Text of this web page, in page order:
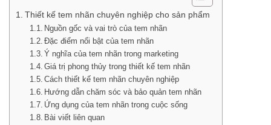
Thiết kế tem nhãn chuyên nghiệp cho sản phẩm
Nguồn gốc và vai trò của tem nhãn
Đặc điểm nổi bật của tem nhãn
Ý nghĩa của tem nhãn trong marketing
Giá trị phong thủy trong thiết kế tem nhãn
Cách thiết kế tem nhãn chuyên nghiệp
Hướng dẫn chăm sóc và bảo quản tem nhãn
Ứng dụng của tem nhãn trong cuộc sống
Bài viết liên quan